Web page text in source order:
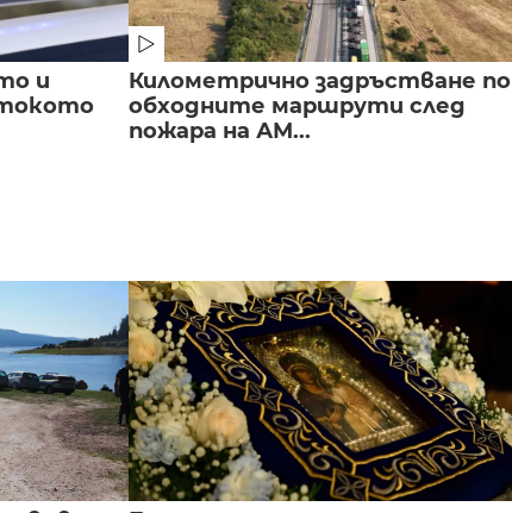
и
Километрично задръстване по
обходните маршрути след
пожара на АМ...